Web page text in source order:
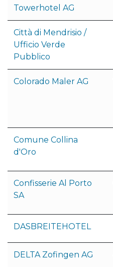
Towerhotel AG
Città di Mendrisio /
Ufficio Verde
Pubblico
Colorado Maler AG
Comune Collina
d'Oro
Confisserie Al Porto
SA
DASBREITEHOTEL
DELTA Zofingen AG